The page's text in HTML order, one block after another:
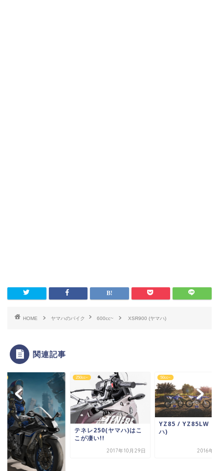
HOME ヤマハのバイク 600cc~ XSR900 (ヤマハ)
関連記事
250cc~
テネレ250(ヤマハ)はこ
こが凄い!!
2017年10月29日
50cc~
YZ85 / YZ85LW (
ハ)
2016年8